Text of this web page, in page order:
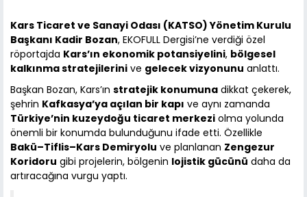
Kars Ticaret ve Sanayi Odası (KATSO) Yönetim Kurulu
Başkanı Kadir Bozan, EKOFULL Dergisi’ne verdiği özel
röportajda Kars’ın ekonomik potansiyelini, bölgesel
kalkınma stratejilerini ve gelecek vizyonunu anlattı.
Başkan Bozan, Kars’ın stratejik konumuna dikkat çekerek,
şehrin Kafkasya’ya açılan bir kapı ve aynı zamanda
Türkiye’nin kuzeydoğu ticaret merkezi olma yolunda
önemli bir konumda bulunduğunu ifade etti. Özellikle
Bakü–Tiflis–Kars Demiryolu ve planlanan Zengezur
Koridoru gibi projelerin, bölgenin lojistik gücünü daha da
artıracağına vurgu yaptı.